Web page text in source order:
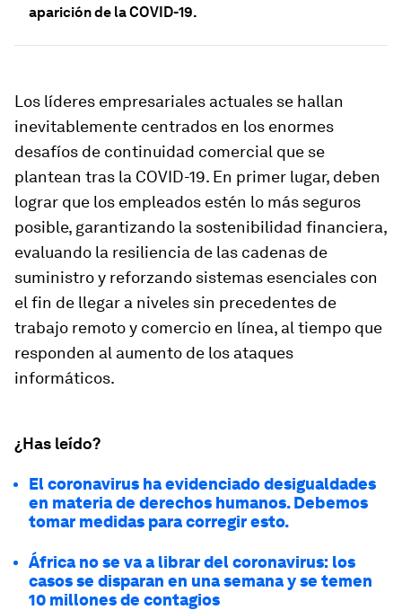
aparición de la COVID-19.
Los líderes empresariales actuales se hallan
inevitablemente centrados en los enormes
desafíos de continuidad comercial que se
plantean tras la COVID-19. En primer lugar, deben
lograr que los empleados estén lo más seguros
posible, garantizando la sostenibilidad financiera,
evaluando la resiliencia de las cadenas de
suministro y reforzando sistemas esenciales con
el fin de llegar a niveles sin precedentes de
trabajo remoto y comercio en línea, al tiempo que
responden al aumento de los ataques
informáticos.
¿Has leído?
El coronavirus ha evidenciado desigualdades
en materia de derechos humanos. Debemos
tomar medidas para corregir esto.
África no se va a librar del coronavirus: los
casos se disparan en una semana y se temen
10 millones de contagios